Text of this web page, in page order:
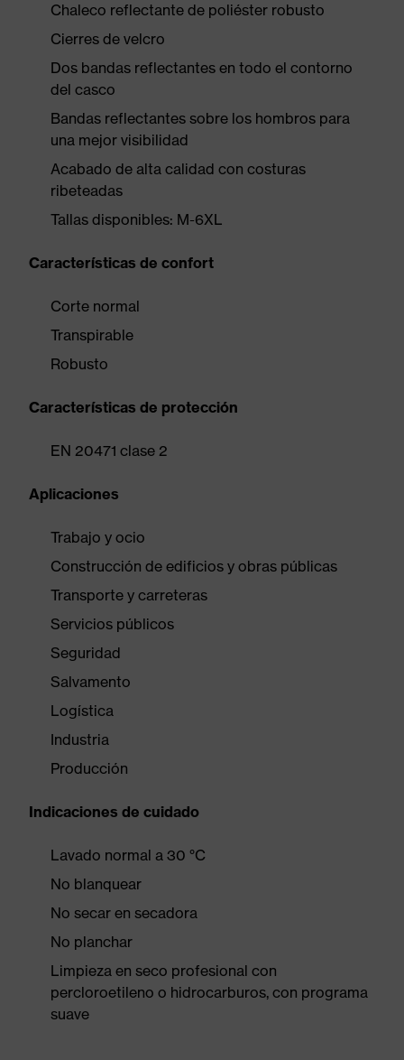
Chaleco reflectante de poliéster robusto
Cierres de velcro
Dos bandas reflectantes en todo el contorno
del casco
Bandas reflectantes sobre los hombros para
una mejor visibilidad
Acabado de alta calidad con costuras
ribeteadas
Tallas disponibles: M-6XL
Características de confort
Corte normal
Transpirable
Robusto
Características de protección
EN 20471 clase 2
Aplicaciones
Trabajo y ocio
Construcción de edificios y obras públicas
Transporte y carreteras
Servicios públicos
Seguridad
Salvamento
Logística
Industria
Producción
Indicaciones de cuidado
Lavado normal a 30 °C
No blanquear
No secar en secadora
No planchar
Limpieza en seco profesional con
percloroetileno o hidrocarburos, con programa
suave